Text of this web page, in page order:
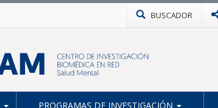
BUSCADOR
PROGRAMAS DE INVESTIGACIÓN